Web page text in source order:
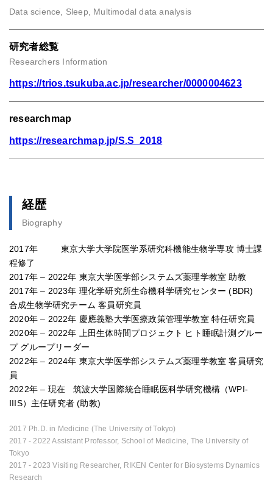
Data science, Sleep, Multimodal data analysis
研究者総覧
Researchers Information
https://trios.tsukuba.ac.jp/researcher/0000004623
researchmap
https://researchmap.jp/S.S_2018
経歴
Biography
2017年 東京大学大学院医学系研究科機能生物学専攻 博士課
程修了
2017年 – 2022年 東京大学医学部システムズ薬理学教室 助教
2017年 – 2023年 理化学研究所生命機科学研究センター (BDR)
合成生物学研究チーム 客員研究員
2020年 – 2022年 慶應義塾大学医療政策管理学教室 特任研究員
2020年 – 2022年 上田生体時間プロジェクト ヒト睡眠計測グルー
プ グループリーダー
2022年 – 2024年 東京大学医学部システムズ薬理学教室 客員研究
員
2022年 – 現在 筑波大学国際統合睡眠医科学研究機構（WPI-
IIIS）主任研究者 (助教)
2017 Ph.D. in Medicine (The University of Tokyo)
2017 - 2022 Assistant Professor, School of Medicine, The University of
Tokyo
2017 - 2023 Visiting Researcher, RIKEN Center for Biosystems Dynamics
Research